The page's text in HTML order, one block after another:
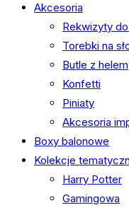
Akcesoria
Rekwizyty
Torebki na
Butle z helem
Konfetti
Piniaty
Akcesoria
Boxy balonowe
Kolekcje
Harry Potter
Gamingowa